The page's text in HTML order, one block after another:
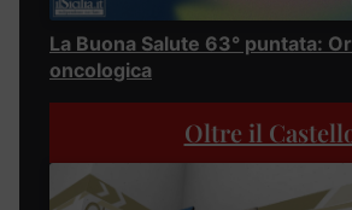
La Buona Salute 63° puntata:
oncologica
Oltre il